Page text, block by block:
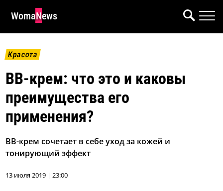
WomaNews
Красота
ВВ-крем: что это и каковы
преимущества его
применения?
BB-крем сочетает в себе уход за кожей и
тонирующий эффект
13 июля 2019 | 23:00